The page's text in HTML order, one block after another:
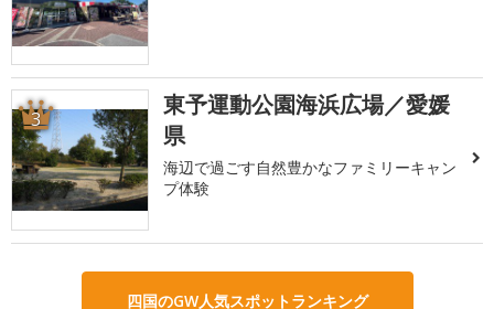
3
東予運動公園海浜広場／愛媛
県
海辺で過ごす自然豊かなファミリーキャン
プ体験
四国のGW人気スポットランキング